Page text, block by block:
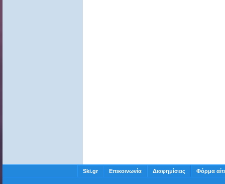
Ski.gr Επικοινωνία Διαφημίσεις Φόρμα